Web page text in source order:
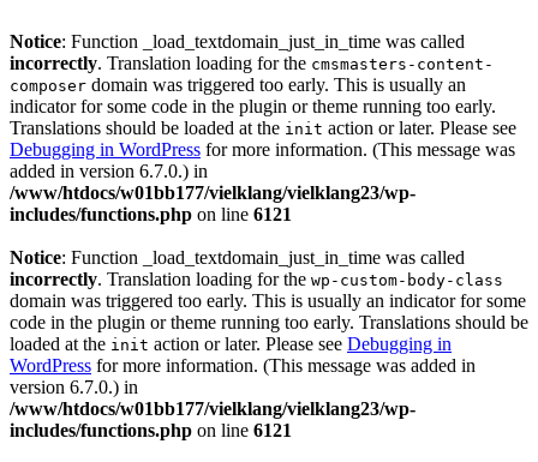
Notice: Function _load_textdomain_just_in_time was called
incorrectly. Translation loading for the cmsmasters-content-
composer domain was triggered too early. This is usually an
indicator for some code in the plugin or theme running too early.
Translations should be loaded at the init action or later. Please see
Debugging in WordPress for more information. (This message was
added in version 6.7.0.) in
/www/htdocs/w01bb177/vielklang/vielklang23/wp-
includes/functions.php on line 6121
Notice: Function _load_textdomain_just_in_time was called
incorrectly. Translation loading for the wp-custom-body-class
domain was triggered too early. This is usually an indicator for some
code in the plugin or theme running too early. Translations should be
loaded at the init action or later. Please see Debugging in
WordPress for more information. (This message was added in
version 6.7.0.) in
/www/htdocs/w01bb177/vielklang/vielklang23/wp-
includes/functions.php on line 6121